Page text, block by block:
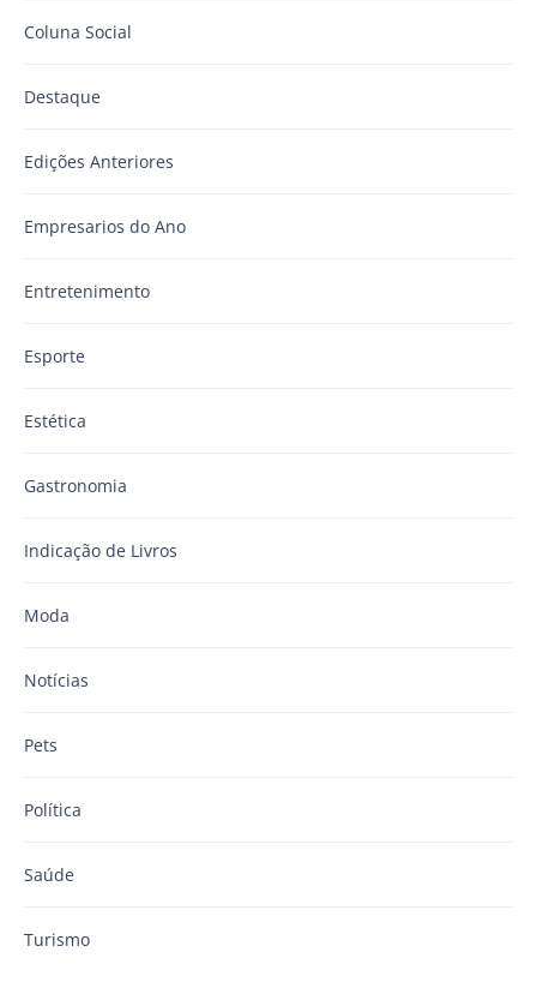
Coluna Social
Destaque
Edições Anteriores
Empresarios do Ano
Entretenimento
Esporte
Estética
Gastronomia
Indicação de Livros
Moda
Notícias
Pets
Política
Saúde
Turismo